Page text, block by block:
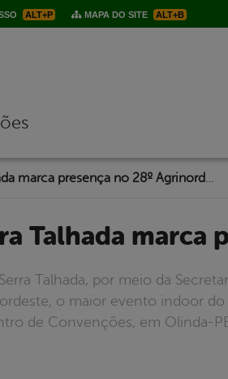
ALT+P MAPA DO SITE ALT+B
Talhada
Talhada, por meio da
o maior evento indoor
de Convenções, em Olinda-